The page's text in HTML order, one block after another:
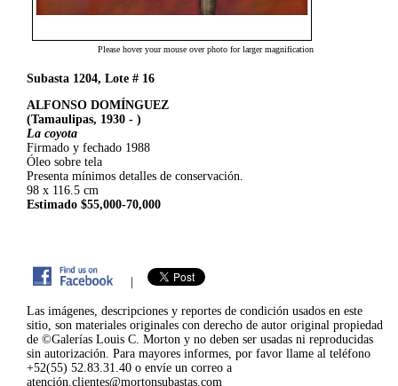
Please hover your mouse over photo for larger magnification
Subasta 1204, Lote # 16
ALFONSO DOMÍNGUEZ
(Tamaulipas, 1930 - )
La coyota
Firmado y fechado 1988
Óleo sobre tela
Presenta mínimos detalles de conservación.
98 x 116.5 cm
Estimado $55,000-70,000
|
Las imágenes, descripciones y reportes de condición usados en este
sitio, son materiales originales con derecho de autor original propiedad
de ©Galerías Louis C. Morton y no deben ser usadas ni reproducidas
sin autorización. Para mayores informes, por favor llame al teléfono
+52(55) 52.83.31.40 o envíe un correo a
atención.clientes@mortonsubastas.com